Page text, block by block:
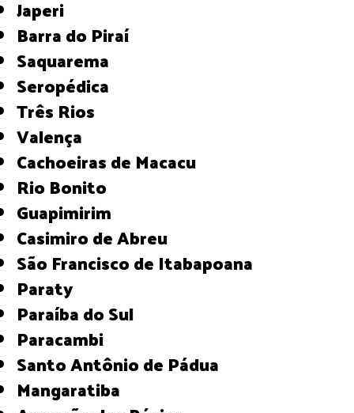
Japeri
Barra do Piraí
Saquarema
Seropédica
Três Rios
Valença
Cachoeiras de Macacu
Rio Bonito
Guapimirim
Casimiro de Abreu
São Francisco de Itabapoana
Paraty
Paraíba do Sul
Paracambi
Santo Antônio de Pádua
Mangaratiba